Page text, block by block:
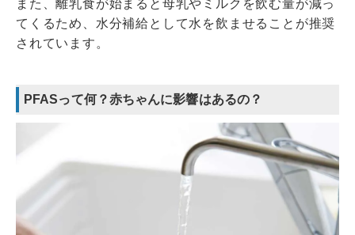
また、離乳食が始まると母乳やミルクを飲む量が減っ
てくるため、水分補給として水を飲ませることが推奨
されています。
PFASって何？赤ちゃんに影響はあるの？